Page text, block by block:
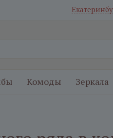
Комоды Зеркала